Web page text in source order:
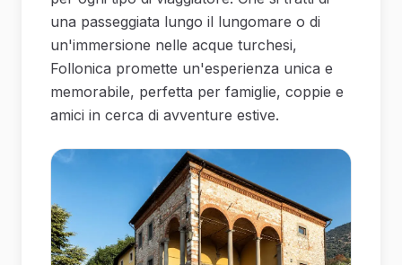
una passeggiata lungo il lungomare o di
un'immersione nelle acque turchesi,
Follonica promette un'esperienza unica e
memorabile, perfetta per famiglie, coppie e
amici in cerca di avventure estive.